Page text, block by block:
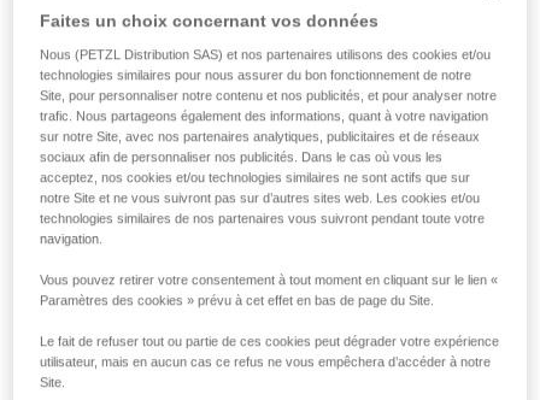
directement via sa prise USB-C intégrée. Idéale pour un
constitue une solution économique, durable et responsable.
Vous recherchez la meilleure lampe frontale pour vos
activités ?
ACCÉDER À L'AIDE AU CHOIX
Achetez en ligne
HYBRID CONCEPT
Faites un choix concernant vos données
Nous (PETZL Distribution SAS) et nos partenaires utilisons des cookies et/ou
technologies similaires pour nous assurer du bon fonctionnement de notre
Site, pour personnaliser notre contenu et nos publicités, et pour analyser notre
trafic. Nous partageons également des informations, quant à votre navigation
sur notre Site, avec nos partenaires analytiques, publicitaires et de réseaux
sociaux afin de personnaliser nos publicités. Dans le cas où vous les
acceptez, nos cookies et/ou technologies similaires ne sont actifs que sur
notre Site et ne vous suivront pas sur d’autres sites web. Les cookies et/ou
technologies similaires de nos partenaires vous suivront pendant toute votre
navigation.
Vous pouvez retirer votre consentement à tout moment en cliquant sur le lien «
Paramètres des cookies » prévu à cet effet en bas de page du Site.
Le fait de refuser tout ou partie de ces cookies peut dégrader votre expérience
utilisateur, mais en aucun cas ce refus ne vous empêchera d’accéder à notre
Site.